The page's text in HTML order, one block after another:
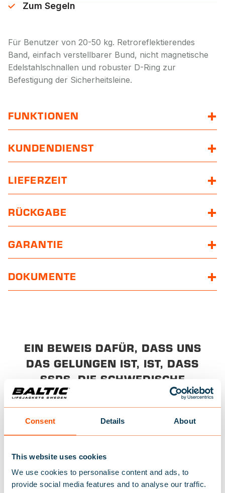
Consent Details About
This website uses cookies
We use cookies to personalise content and ads, to
provide social media features and to analyse our traffic.
Zum Segeln
Für Benutzer von 20-50 kg. Retroreflektierendes
Band, einfach verstellbarer Bund, nicht magnetische
Edelstahlschnallen und robuster D-Ring zur
Befestigung der Sicherheitsleine.
FUNKTIONEN
KUNDENDIENST
LIEFERZEIT
RÜCKGABE
GARANTIE
DOKUMENTE
EIN BEWEIS DAFÜR, DASS UNS
DAS GELUNGEN IST, IST, DASS
SSRS, DIE SCHWEDISCHE
SEENOTRETTUNGSGESELLSCHA
FT, UNS IHRE EIGENE
SCHWIMMWESTE HERSTELLEN
RGANISATIONEN WISSEN M
EHR ÜBER DIE RETTUNG VON L
EBEN AUF DEM WASSER ALS S